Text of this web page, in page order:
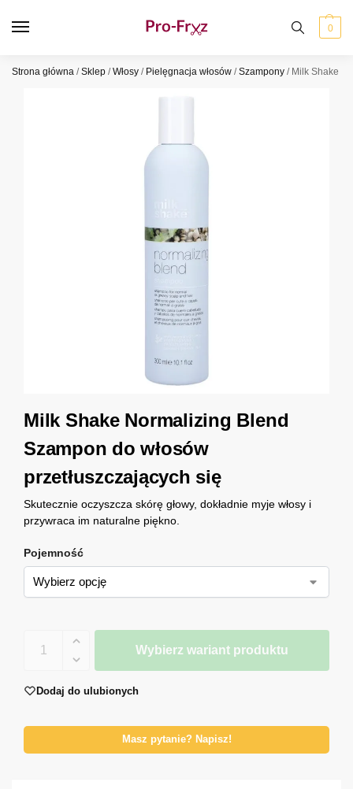
0
Strona główna /Sklep /Włosy / Pielęgnacja włosów /Szampony / Milk Shake
Milk Shake Normalizing Blend
Szampon do włosów
przetłuszczających się
Skutecznie oczyszcza skórę głowy, dokładnie myje włosy i
przywraca im naturalne piękno.
Pojemność
Wybierz wariant produktu
Dodaj do ulubionych
Masz pytanie? Napisz!